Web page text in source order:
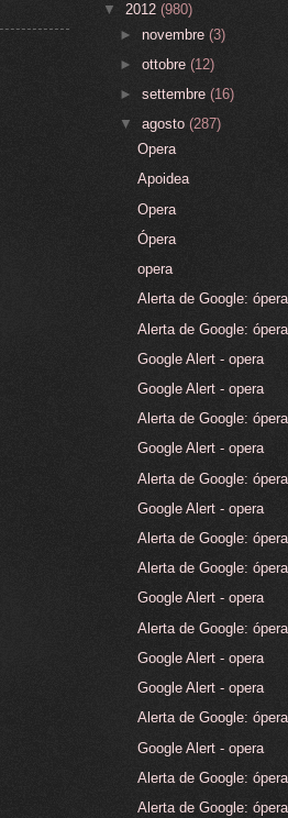
▼ 2012 (980)
►novembre(3)
►ottobre(12)
►settembre(16)
▼agosto(287)
Opera
Apoidea
Opera
Ópera
opera
Alerta de Google: ópera
Alerta de Google: ópera
Google Alert - opera
Google Alert - opera
Alerta de Google: ópera
Google Alert - opera
Alerta de Google: ópera
Google Alert - opera
Alerta de Google: ópera
Alerta de Google: ópera
Google Alert - opera
Alerta de Google: ópera
Google Alert - opera
Google Alert - opera
Alerta de Google: ópera
Google Alert - opera
Alerta de Google: ópera
Alerta de Google: ópera